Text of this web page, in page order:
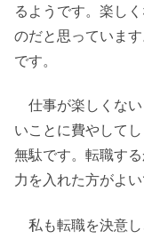
るようです。楽し
のだと思っていま
です。
仕事が楽しくな
いことに費やして
無駄です。転職す
力を入れた方がよい
私も転職を決意し